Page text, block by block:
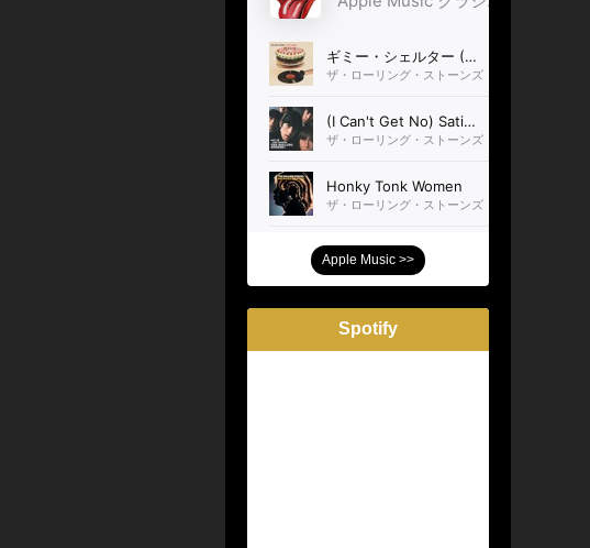
Apple Music >>
Spotify